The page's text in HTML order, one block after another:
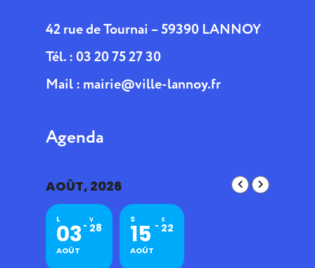
42 rue de Tournai – 59390 LANNOY
Tél. : 03 20 75 27 30
Mail : mairie@ville-lannoy.fr
Agenda
AOÛT, 2026
L
03
AOÛT
V
28
S
15
AOÛT
S
22